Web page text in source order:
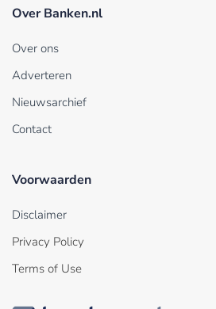
Over Banken.nl
Over ons
Adverteren
Nieuwsarchief
Contact
Voorwaarden
Disclaimer
Privacy Policy
Terms of Use